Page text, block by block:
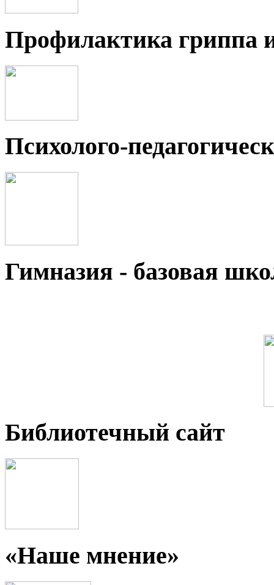
Профилактика
Психолого-
Гимназия - базовая
Библиотечный сайт
«Наше мнение»